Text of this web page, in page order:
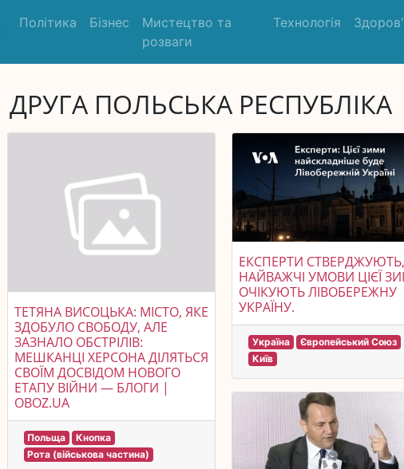
Політика Бізнес
Мистецтво та
розваги
Технологія
ДРУГА ПОЛЬСЬКА РЕСПУБЛІКА
ТЕТЯНА ВИСОЦЬКА: МІСТО, ЯКЕ
ЗДОБУЛО СВОБОДУ, АЛЕ
ЗАЗНАЛО ОБСТРІЛІВ:
МЕШКАНЦІ ХЕРСОНА ДІЛЯТЬСЯ
СВОЇМ ДОСВІДОМ НОВОГО
ЕТАПУ ВІЙНИ — БЛОГИ |
OBOZ.UA
Польща
Кнопка
Рота (військова частина)
ЕКСПЕРТИ
НАЙВАЖЧІ УМОВИ ЦІЄЇ
ОЧІКУЮТЬ ЛІВОБЕРЕЖНУ
УКРАЇНУ.
Україна
Європейський Союз
Київ